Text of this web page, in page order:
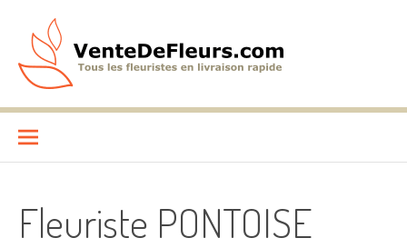
contenu
VenteDeFleurs.com
Fleuriste PONTOISE